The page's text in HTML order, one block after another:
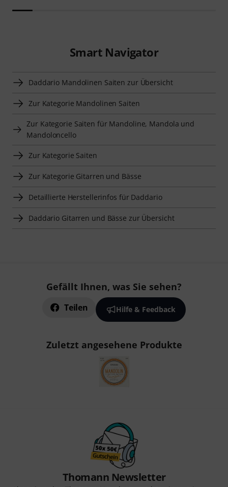
Smart Navigator
Daddario Mandolinen Saiten zur Übersicht
Zur Kategorie Mandolinen Saiten
Zur Kategorie Saiten für Mandoline, Mandola und
Mandoloncello
Zur Kategorie Saiten
Zur Kategorie Gitarren und Bässe
Detaillierte Herstellerinfos für Daddario
Daddario Gitarren und Bässe zur Übersicht
Gefällt Ihnen, was Sie sehen?
Teilen Hilfe & Feedback
Zuletzt angesehene Produkte
Thomann Newsletter